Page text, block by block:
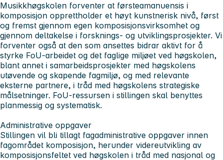
Musikkhøgskolen forventer at førsteamanuensis i
komposisjon opprettholder et høyt kunstnerisk nivå, først
og fremst gjennom egen komposisjonsvirksomhet og
gjennom deltakelse i forsknings- og utviklingsprosjekter. Vi
forventer også at den som ansettes bidrar aktivt for å
styrke FoU-arbeidet og det faglige miljøet ved høgskolen,
blant annet i samarbeidsprosjekter med høgskolens
utøvende og skapende fagmiljø, og med relevante
eksterne partnere, i tråd med høgskolens strategiske
målsetninger. FoU-ressursen i stillingen skal benyttes
planmessig og systematisk.
Administrative oppgaver
Stillingen vil bli tillagt fagadministrative oppgaver innen
fagområdet komposisjon, herunder videreutvikling av
komposisjonsfeltet ved høgskolen i tråd med nasjonal og